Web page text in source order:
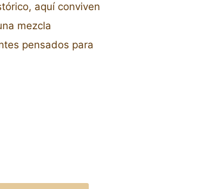
aquí conviven
mezcla
pensados para